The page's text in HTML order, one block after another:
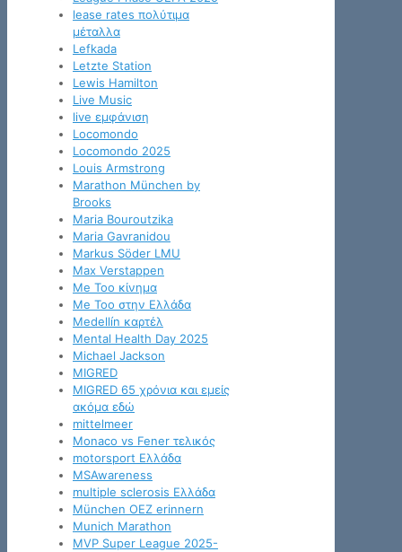
lease rates πολύτιμα
μέταλλα
Lefkada
Letzte Station
Lewis Hamilton
Live Music
live εμφάνιση
Locomondo
Locomondo 2025
Louis Armstrong
Marathon München by
Brooks
Maria Bouroutzika
Maria Gavranidou
Markus Söder LMU
Max Verstappen
Me Too κίνημα
Me Too στην Ελλάδα
Medellín καρτέλ
Mental Health Day 2025
Michael Jackson
MIGRED
MIGRED 65 χρόνια και εμείς
ακόμα εδώ
mittelmeer
Monaco vs Fener τελικός
motorsport Ελλάδα
MSAwareness
multiple sclerosis Ελλάδα
München OEZ erinnern
Munich Marathon
MVP Super League 2025-